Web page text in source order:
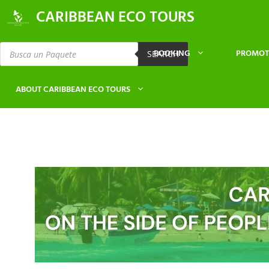
CARIBBEAN ECO TOURS
SEARCH
BOOKING
ABOUT CARIBBEAN ECO TOURS